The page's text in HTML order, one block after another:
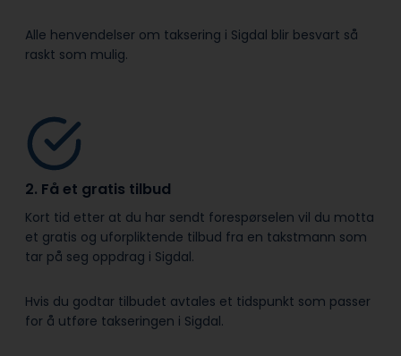
Alle henvendelser om taksering i Sigdal blir besvart så
raskt som mulig.
2. Få et gratis tilbud
Kort tid etter at du har sendt forespørselen vil du motta
et gratis og uforpliktende tilbud fra en takstmann som
tar på seg oppdrag i Sigdal.
Hvis du godtar tilbudet avtales et tidspunkt som passer
for å utføre takseringen i Sigdal.